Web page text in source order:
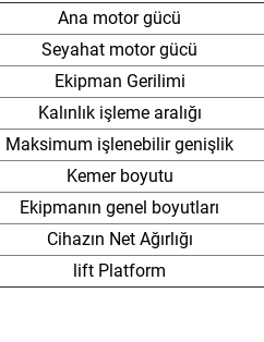
Ana motor gücü
Seyahat motor gücü
Ekipman Gerilimi
Kalınlık işleme aralığı
Maksimum işlenebilir genişlik
Kemer boyutu
Ekipmanın genel boyutları
Cihazın Net Ağırlığı
lift Platform